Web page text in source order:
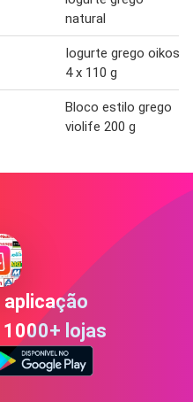
natural
Iogurte grego oikos
4 x 110 g
Bloco estilo grego
violife 200 g
lojas